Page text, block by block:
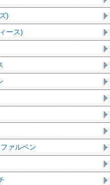
)
ース)
ァルベン